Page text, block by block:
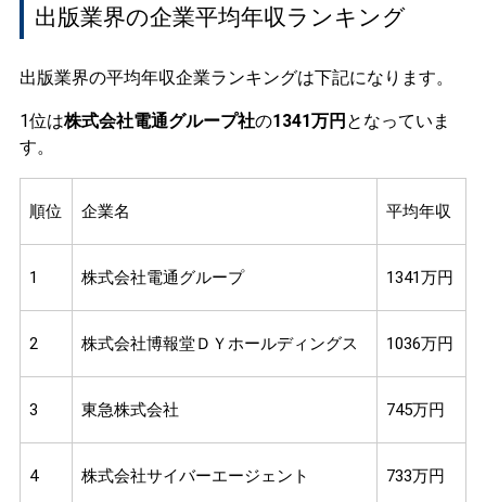
出版業界の企業平均年収ランキング
出版業界の平均年収企業ランキングは下記になります。
1位は株式会社電通グループ社の1341万円 となっていま
す。
順位 企業名 平均年収
1 株式会社電通グループ 1341万円
2 株式会社博報堂ＤＹホールディングス 1036万円
3 東急株式会社 745万円
4 株式会社サイバーエージェント 733万円